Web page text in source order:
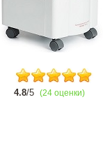
4.8/5 (24 оценки)